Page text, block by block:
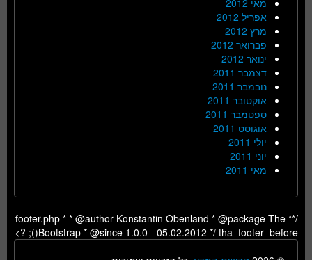
אפריל 2012
מרץ 2012
פברואר 2012
ינואר 2012
דצמבר 2011
נובמבר 2011
אוקטובר 2011
ספטמבר 2011
אוגוסט 2011
יולי 2011
יוני 2011
מאי 2011
/** footer.php * * @author Konstantin Obenland * @package The
Bootstrap * @since 1.0.0 - 05.02.2012 */ tha_footer_before(); ?>